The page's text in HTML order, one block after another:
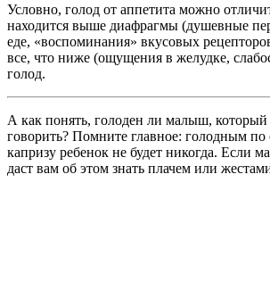
Условно, голод от аппетита можно
находится выше диафрагмы (душевные
еде, «воспоминания» вкусовых
все, что ниже (ощущения в желудке,
голод.
А как понять, голоден ли малыш, который
говорить? Помните главное: голодным по
капризу ребенок не будет никогда. Если
даст вам об этом знать плачем или